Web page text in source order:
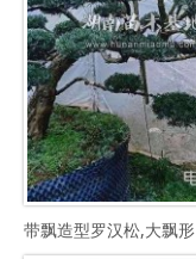
带飘造型罗汉松,大飘形